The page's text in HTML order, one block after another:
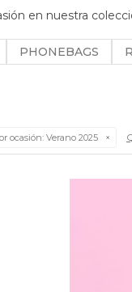
en nuestra
PHONEBAGS
ocasión: Verano 2025